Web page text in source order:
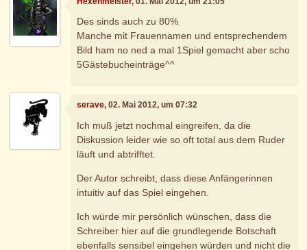
Des sinds auch zu 80%
Manche mit Frauennamen und entsprechendem
Bild ham no ned a mal 1Spiel gemacht aber scho
5Gästebucheinträge^^
serave, 02. Mai 2012, um 07:32
Ich muß jetzt nochmal eingreifen, da die
Diskussion leider wie so oft total aus dem Ruder
läuft und abtrifftet.
Der Autor schreibt, dass diese Anfängerinnen
intuitiv auf das Spiel eingehen.
Ich würde mir persönlich wünschen, dass die
Schreiber hier auf die grundlegende Botschaft
ebenfalls sensibel eingehen würden und nicht die